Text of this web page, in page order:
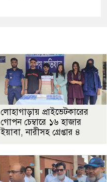
লোহাগাড়ায় প্রাইভেটকারের
গোপন চেম্বারে ১৬ হাজার
ইয়াবা, নারীসহ গ্রেপ্তার ৪